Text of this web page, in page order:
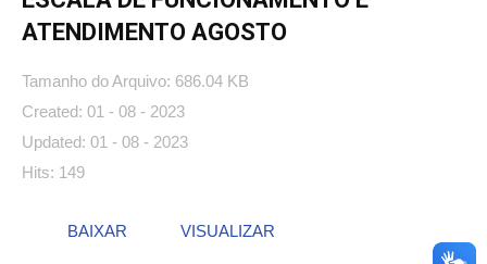
ATENDIMENTO AGOSTO
Tamanho do Arquivo: 686.04 KB
Created: 01 - 08 - 2023
Updated: 01 - 08 - 2023
Hits: 149
BAIXAR VISUALIZAR